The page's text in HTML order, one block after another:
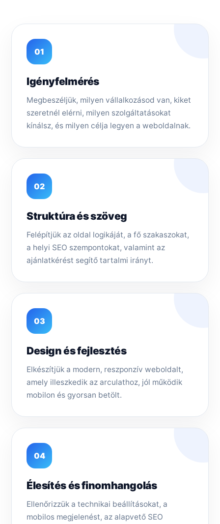
01
Igényfelmérés
Megbeszéljük, milyen vállalkozásod van, kiket
szeretnél elérni, milyen szolgáltatásokat
kínálsz, és milyen célja legyen a weboldalnak.
02
Struktúra és szöveg
Felépítjük az oldal logikáját, a fő szakaszokat,
a helyi SEO szempontokat, valamint az
ajánlatkérést segítő tartalmi irányt.
03
Design és fejlesztés
Elkészítjük a modern, reszponzív weboldalt,
amely illeszkedik az arculathoz, jól működik
mobilon és gyorsan betölt.
04
Élesítés és finomhangolás
Ellenőrizzük a technikai beállításokat, a
mobilos megjelenést, az alapvető SEO